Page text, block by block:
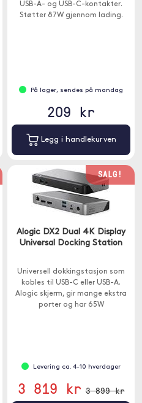
USB-A- og USB-C-kontakter.
Støtter 87W gjennom lading.
På lager, sendes på mandag
209 kr
Legg i handlekurven
SALG!
Alogic DX2 Dual 4K Display
Universal Docking Station
Universell dokkingstasjon som
kobles til USB-C eller USB-A.
Alogic skjerm, gir mange ekstra
porter og har 65W
Levering ca. 4-10 hverdager
3 819 kr 3 899 kr